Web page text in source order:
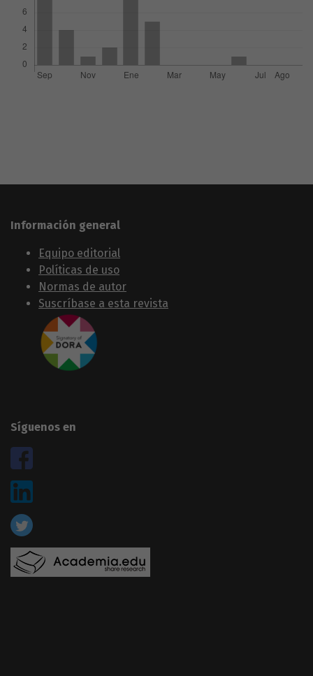
Información general
Equipo editorial
Políticas de uso
Normas de autor
Suscríbase a esta revista
Síguenos en